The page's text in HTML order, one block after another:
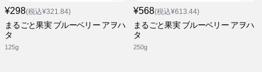
¥298(税込¥321.84)
まるごと果実 ブルーベリー アヲハ
タ
125g
¥568(税込¥613.44)
まるごと果実 ブルーベリー アヲハ
タ
250g